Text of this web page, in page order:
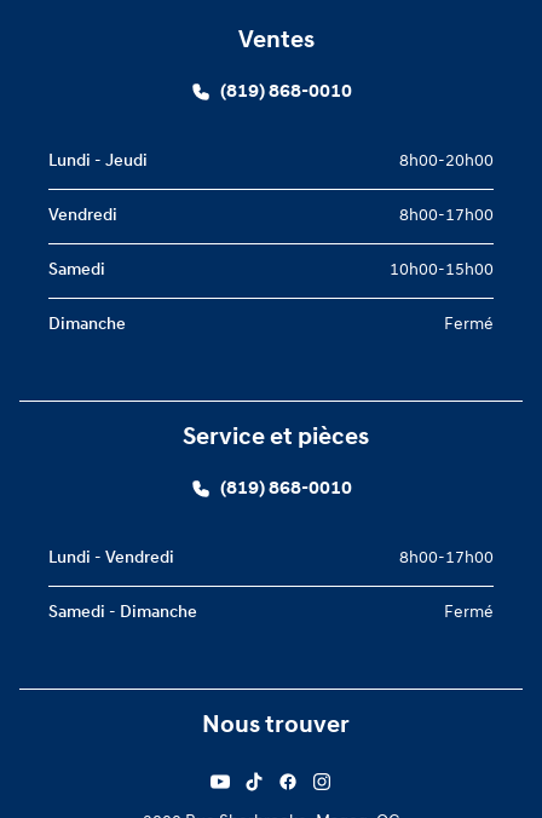
Ventes
(819) 868-0010
Lundi - Jeudi 8h00-20h00
Vendredi 8h00-17h00
Samedi 10h00-15h00
Dimanche Fermé
Service et pièces
(819) 868-0010
Lundi - Vendredi 8h00-17h00
Samedi - Dimanche Fermé
Nous trouver